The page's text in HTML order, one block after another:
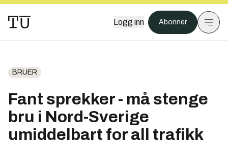
Logg inn Abonner
BRUER
Fant sprekker - må stenge
bru i Nord-Sverige
umiddelbart for all trafikk